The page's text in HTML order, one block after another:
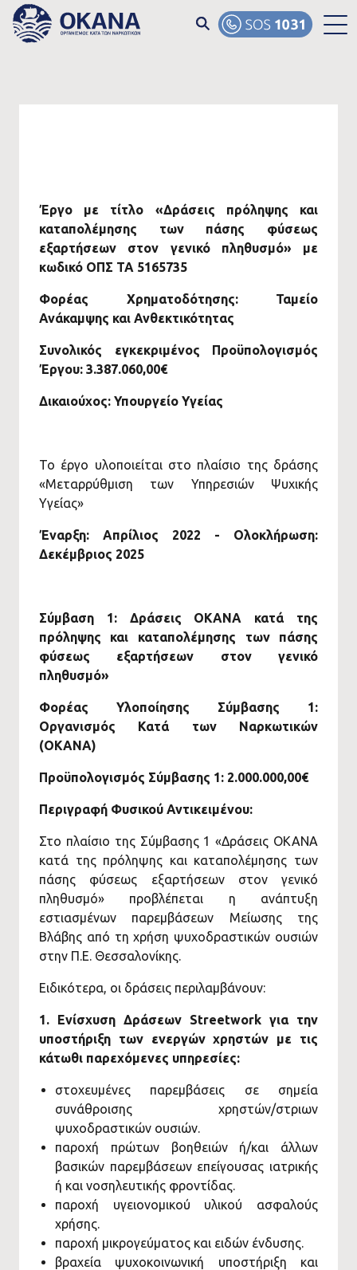
Skip to main content
Έργο με τίτλο «Δράσεις πρόληψης και
καταπολέμησης των πάσης φύσεως
εξαρτήσεων στον γενικό πληθυσμό» με
κωδικό ΟΠΣ ΤΑ 5165735
Φορέας Χρηματοδότησης: Ταμείο
Ανάκαμψης και Ανθεκτικότητας
Συνολικός εγκεκριμένος Προϋπολογισμός
Έργου: 3.387.060,00€
Δικαιούχος: Υπουργείο Υγείας
Το έργο υλοποιείται στο πλαίσιο της δράσης
«Μεταρρύθμιση των Υπηρεσιών Ψυχικής
Υγείας»
Έναρξη: Απρίλιος 2022 - Ολοκλήρωση:
Δεκέμβριος 2025
Σύμβαση 1: Δράσεις ΟΚΑΝΑ κατά της
πρόληψης και καταπολέμησης των πάσης
φύσεως εξαρτήσεων στον γενικό
πληθυσμό»
Φορέας Υλοποίησης Σύμβασης 1:
Οργανισμός Κατά των Ναρκωτικών
(ΟΚΑΝΑ)
Προϋπολογισμός Σύμβασης 1: 2.000.000,00€
Περιγραφή Φυσικού Αντικειμένου:
Στο πλαίσιο της Σύμβασης 1 «Δράσεις ΟΚΑΝΑ
κατά της πρόληψης και καταπολέμησης των
πάσης φύσεως εξαρτήσεων στον γενικό
πληθυσμό» προβλέπεται η ανάπτυξη
εστιασμένων παρεμβάσεων Μείωσης της
Βλάβης από τη χρήση ψυχοδραστικών ουσιών
στην Π.Ε. Θεσσαλονίκης.
Ειδικότερα, οι δράσεις περιλαμβάνουν:
1.
Ενίσχυση Δράσεων Streetwork για την
υποστήριξη των ενεργών χρηστών με τις
κάτωθι παρεχόμενες υπηρεσίες:
στοχευμένες παρεμβάσεις σε σημεία
συνάθροισης χρηστών/στριων
ψυχοδραστικών ουσιών.
παροχή πρώτων βοηθειών ή/και άλλων
βασικών παρεμβάσεων επείγουσας ιατρικής
ή και νοσηλευτικής φροντίδας.
παροχή υγειονομικού υλικού ασφαλούς
χρήσης.
παροχή μικρογεύματος και ειδών ένδυσης.
βραχεία ψυχοκοινωνική υποστήριξη και